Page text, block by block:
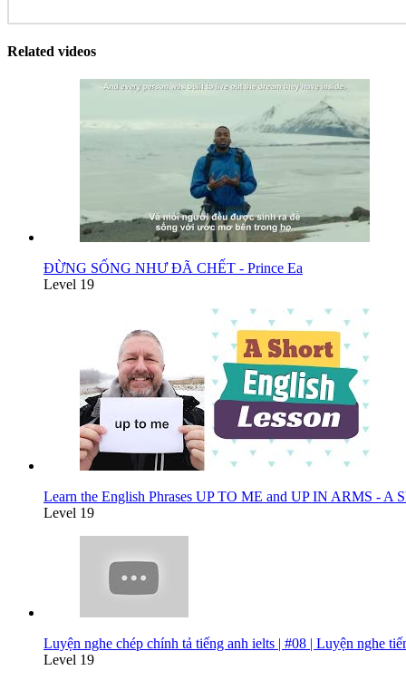
Related videos
ĐỪNG SỐNG NHƯ ĐÃ CHẾT - Prince Ea
Level 19
Learn the English Phrases UP TO ME and UP IN ARMS - A
Level 19
Luyện nghe chép chính tả tiếng anh ielts | #08 | Luyện nghe
Level 19